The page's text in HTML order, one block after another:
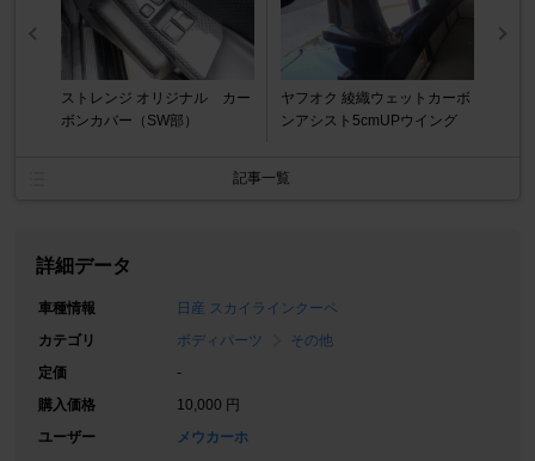
ストレンジ オリジナル カー
ボンカバー（SW部）
ヤフオク 綾織ウェットカーボ
ンアシスト5cmUPウイング
記事一覧
詳細データ
車種情報
日産 スカイラインクーペ
カテゴリ
ボディパーツ
その他
定価
-
購入価格
10,000 円
ユーザー
メウカーホ